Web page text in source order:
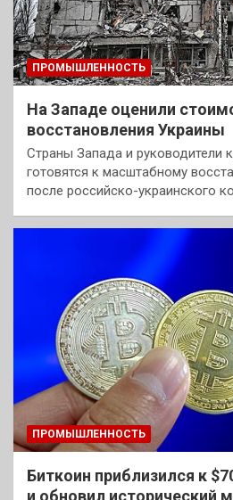
ПРОМЫШЛЕННОСТЬ
На Западе оценили
восстановления Украины
Страны Запада и руководители
готовятся к масштабному
после российско-украинского
ПРОМЫШЛЕННОСТЬ
Биткоин приблизился к
и обновил исторический